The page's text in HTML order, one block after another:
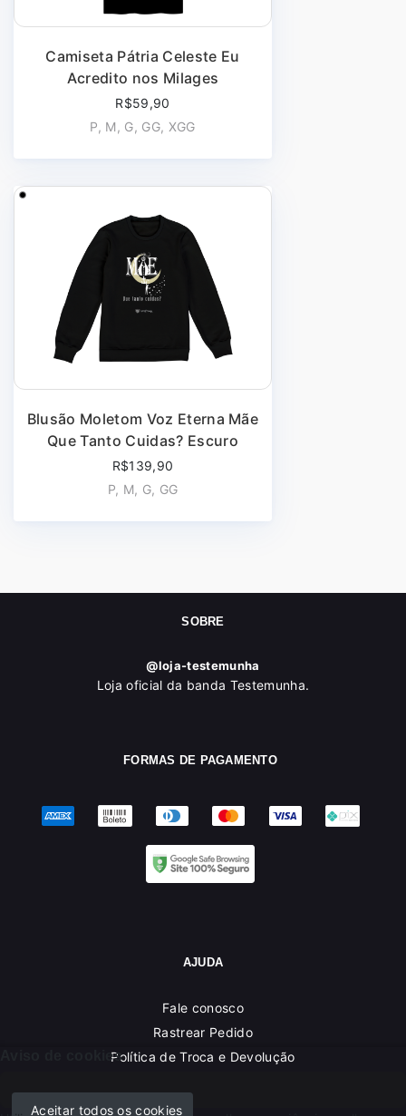
Camiseta Pátria Celeste Eu
Acredito nos Milages
R$59,90
P, M, G, GG, XGG
Blusão Moletom Voz Eterna Mãe
Que Tanto Cuidas? Escuro
R$139,90
P, M, G, GG
Aviso de cookies
Aceitar todos os cookies
SOBRE
@loja-testemunha
Loja oficial da banda Testemunha.
FORMAS DE PAGAMENTO
AJUDA
Fale conosco
Rastrear Pedido
Política de Troca e Devolução